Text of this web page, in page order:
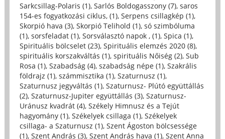
Sarkcsillag-Polaris (1), Sarlós Boldogasszony (7), saros
154-es fogyatkozási ciklus, (1), Serpens csillagkép (1),
Skorpió hava (3), Skorpió Telihold (1), só szimbóluma
(1), sorsfeladat (1), Sorsválasztó napok , (1), Spica (1),
Spirituális bölcselet (23), Spirituális elemzés 2020 (8),
spirituális korszakváltás (1), spirituális Nőiség (2), Sub
Rosa (1), Szabadság (4), szabadság népe (1), Szakrális
földrajz (1), számmisztika (1), Szaturnusz (1),
Szaturnusz jegyváltás (1), Szaturnusz- Plútó együttállás
(2), Szaturnusz-Jupiter együttállás (3), Szaturnusz-
Uránusz kvadrát (4), Székely Himnusz és a Tejút
hagyomány (1), Székelyek csillaga (1), Székelyek
csillaga- a Szaturnusz (1), Szent Ágoston bölcsessége
(1), Szent András (3), Szent András hava (1), Szent Anna